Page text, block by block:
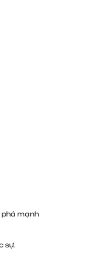
phá mạnh
sự.